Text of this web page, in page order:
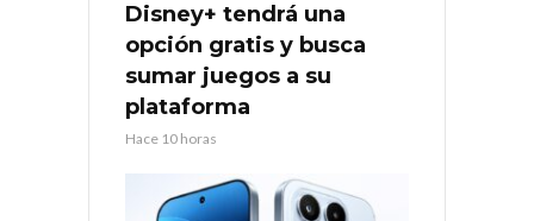
Disney+ tendrá una
opción gratis y busca
sumar juegos a su
plataforma
Hace 10 horas